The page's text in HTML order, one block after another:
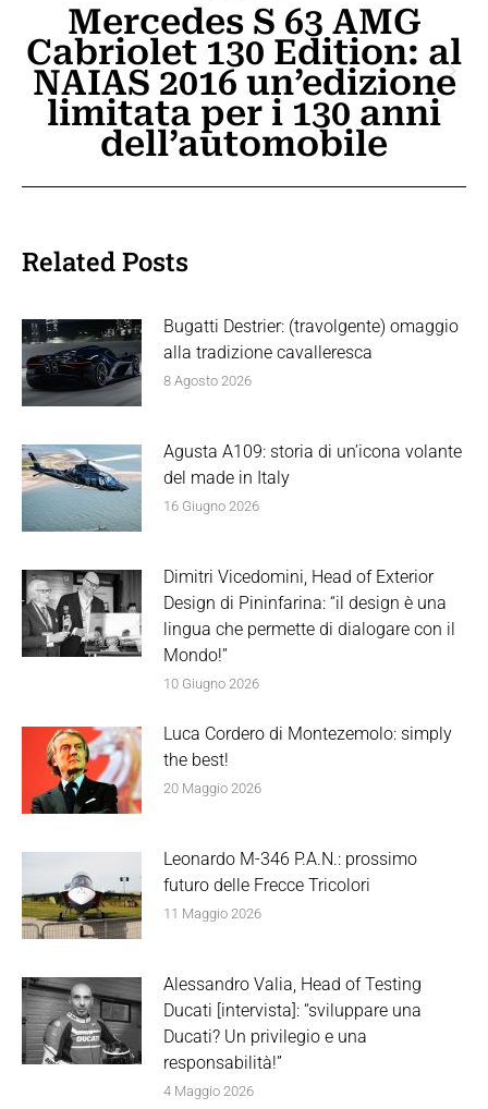
Prossimo
post:
Mercedes S 63 AMG
Cabriolet 130 Edition: al
NAIAS 2016 un’edizione
limitata per i 130 anni
dell’automobile
Related Posts
Bugatti Destrier: (travolgente) omaggio
alla tradizione cavalleresca
8 Agosto 2026
Agusta A109: storia di un’icona volante
del made in Italy
16 Giugno 2026
Dimitri Vicedomini, Head of Exterior
Design di Pininfarina: “il design è una
lingua che permette di dialogare con il
Mondo!”
10 Giugno 2026
Luca Cordero di Montezemolo: simply
the best!
20 Maggio 2026
Leonardo M-346 P.A.N.: prossimo
futuro delle Frecce Tricolori
11 Maggio 2026
Alessandro Valia, Head of Testing
Ducati [intervista]: “sviluppare una
Ducati? Un privilegio e una
responsabilità!”
4 Maggio 2026